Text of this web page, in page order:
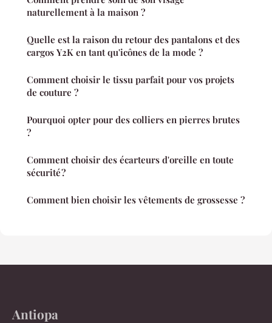
naturellement à la maison ?
Quelle est la raison du retour des pantalons et des
cargos Y2K en tant qu'icônes de la mode ?
Comment choisir le tissu parfait pour vos projets
de couture ?
Pourquoi opter pour des colliers en pierres brutes
?
Comment choisir des écarteurs d'oreille en toute
sécurité ?
Comment bien choisir les vêtements de grossesse ?
Antiopa